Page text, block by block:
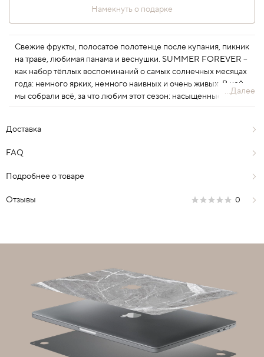
Намекнуть о подарке
Свежие фрукты, полосатое полотенце после купания, пикник
на траве, любимая панама и веснушки. SUMMER FOREVER –
как набор тёплых воспоминаний о самых солнечных месяцах
года: немного ярких, немного наивных и очень живых. В ней
мы собрали всё, за что любим этот сезон: насыщенные цвета,
лёгкость долгих дней и ощущение, будто впереди ещё целая
то самое ощущение настоящего лета.
...Далее
Доставка
FAQ
Подробнее о товаре
Отзывы 0